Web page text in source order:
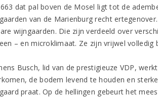
dat pal boven de Mosel ligt tot de
van de Marienburg recht
wijngaarden. Die zijn verdeeld over
– en microklimaat. Ze zijn vrijwel volledig
Busch, lid van de prestigieuze VDP,
de bodem levend te houden en
praat. Op de hellingen gebeurt het